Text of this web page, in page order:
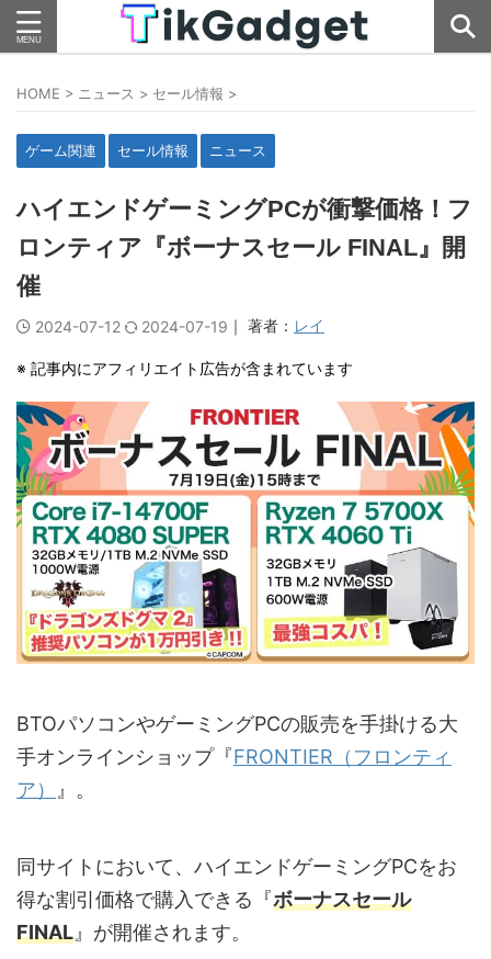
HOME > ニュース > セール情報 >
ゲーム関連 セール情報 ニュース
ハイエンドゲーミングPCが衝撃価格！フ
ロンティア『ボーナスセール FINAL』開
催
2024-07-12 2024-07-19 ｜ 著者： レイ
※ 記事内にアフィリエイト広告が含まれています
BTOパソコンやゲーミングPCの販売を手掛ける大
手オンラインショップ『FRONTIER（フロンティ
ア）
』。
同サイトにおいて、ハイエンドゲーミングPCをお
得な割引価格で購入できる『ボーナスセール
FINAL 』が開催されます。